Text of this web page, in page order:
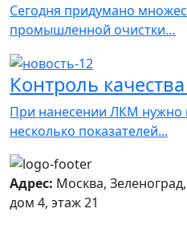
Сегодня придумано
промышленной очистки…
Контроль
При нанесении ЛКМ нужно
несколько показателей...
Адрес: Москва,
дом 4, этаж 21